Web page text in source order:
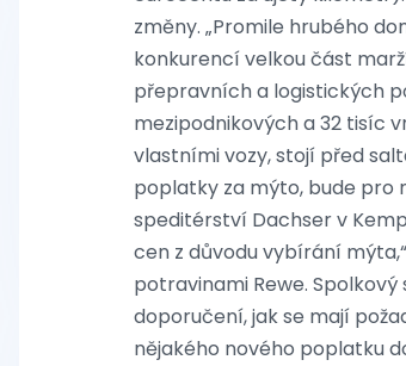
změny. „Promile hrubého
konkurencí velkou část
přepravních a logistických
mezipodnikových a 32 tisíc
vlastními vozy, stojí před
poplatky za mýto, bude pro
speditérství Dachser v
cen z důvodu vybírání
potravinami Rewe.
doporučení, jak se mají
nějakého nového poplatku